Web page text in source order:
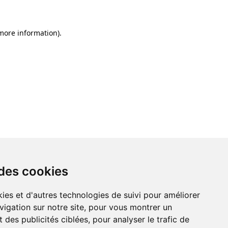
cookies
et d'autres technologies de suivi pour améliorer
sur notre site, pour vous montrer un
des publicités ciblées, pour analyser le trafic de
information).